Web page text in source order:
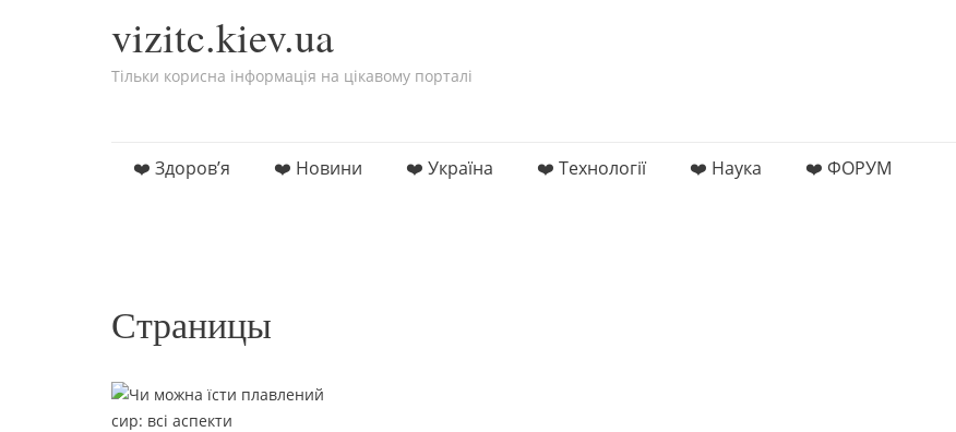
vizitc.kiev.ua
Тільки корисна інформація на цікавому порталі
Skip to content
❤️ Здоров’я ❤️ Новини ❤️ Україна ❤️ Технології ❤️ Наука ❤️ ФОРУМ
Страницы